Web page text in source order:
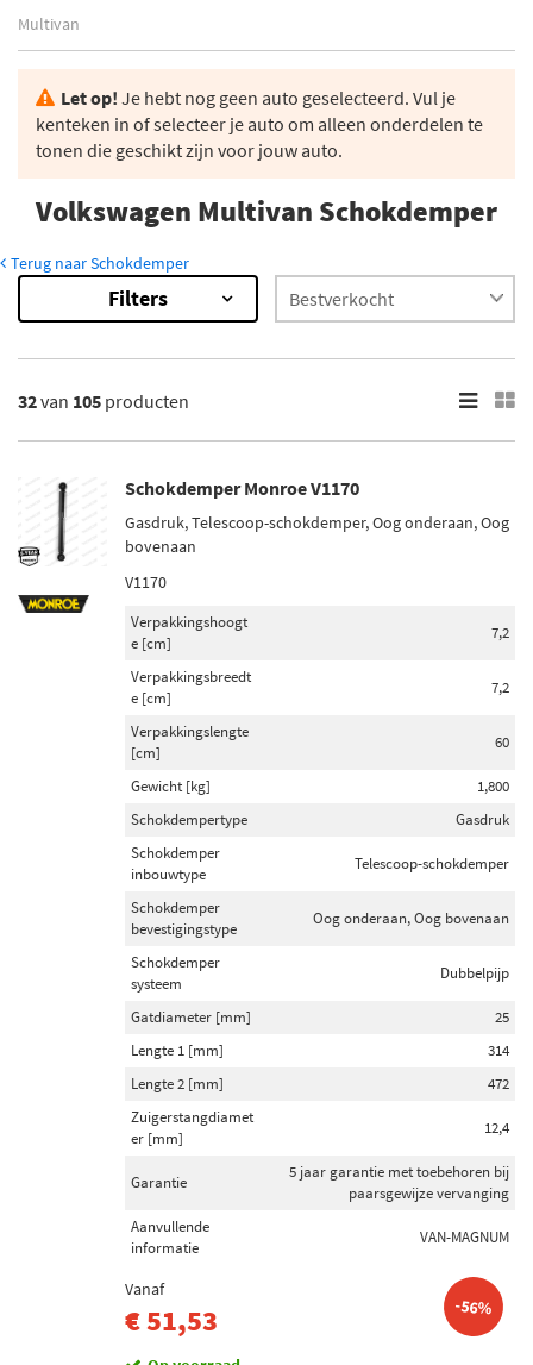
Multivan
Let op! Je hebt nog geen auto geselecteerd. Vul je
kenteken in of selecteer je auto om alleen onderdelen te
tonen die geschikt zijn voor jouw auto.
Volkswagen Multivan Schokdemper
Terug naar Schokdemper
Resultaten
×
Monroe (4)
Maxgear (7)
Sachs (5)
Bilstein (42)
Inbouwplaats
Vooras (49)
Achteras (25)
Vooras links (6)
Vooras rechts (6)
Achteras links (2)
Gasdruk (96)
Oliedruk (6)
Schokdemper inbouwtype
Veerpoot (71)
Telescoop-schokdemper (17)
Demper niet veerdragend (11)
Veerpootresorptie (1)
Schokdemper bevestigingstype
Pen bovenaan (68)
Filters
32van 105 producten
Schokdemper Monroe V1170
Gasdruk, Telescoop-schokdemper, Oog onderaan, Oog
bovenaan
V1170
Verpakkingshoogt
e [cm]
7,2
Verpakkingsbreedt
e [cm]
7,2
Verpakkingslengte
[cm]
60
Gewicht [kg]
1,800
Schokdempertype
Gasdruk
Schokdemper
inbouwtype
Telescoop-schokdemper
Schokdemper
bevestigingstype
Oog onderaan, Oog bovenaan
Schokdemper
systeem
Dubbelpijp
Gatdiameter [mm]
25
Lengte 1 [mm]
314
Lengte 2 [mm]
472
Zuigerstangdiamet
er [mm]
12,4
Garantie
5 jaar garantie met toebehoren bij
paarsgewijze vervanging
Aanvullende
informatie
VAN-MAGNUM
Vanaf
€ 51,53 -56%